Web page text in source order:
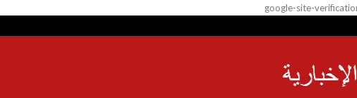
google-site-